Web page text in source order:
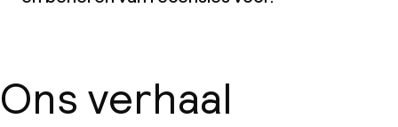
Ons verhaal